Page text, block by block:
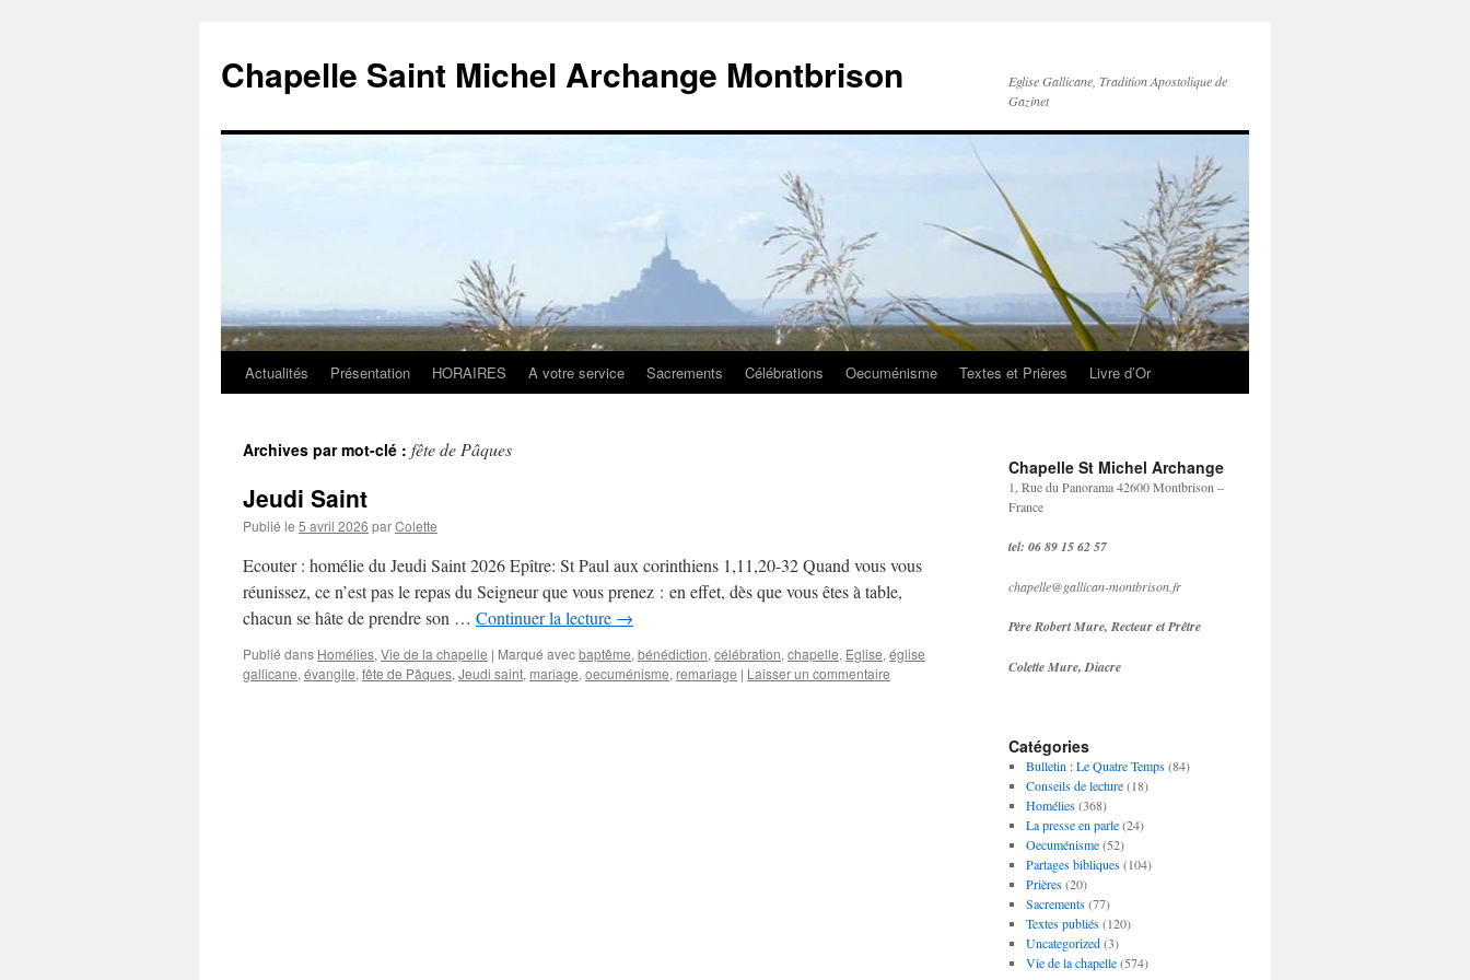
Chapelle Saint Michel Archange Montbrison
Eglise Gallicane, Tradition Apostolique de
Gazinet
Aller
contenu
Actualités Présentation HORAIRES A votre service Sacrements Célébrations Oecuménisme Textes et Prières Livre d’Or
Archives par mot-clé : fête de Pâques
Jeudi Saint
Publié le 5 avril 2026 parColette
Ecouter : homélie du Jeudi Saint 2026 Epître: St Paul aux corinthiens 1,11,20-32 Quand vous vous
réunissez, ce n’est pas le repas du Seigneur que vous prenez : en effet, dès que vous êtes à table,
chacun se hâte de prendre son … Continuer la lecture →
Publié dans Homélies, Vie de la chapelle | Marqué avecbaptême, bénédiction, célébration, chapelle, Eglise, église
gallicane, évangile, fête de Pâques, Jeudi saint, mariage, oecuménisme, remariage | Laisser un commentaire
Chapelle St Michel Archange
1, Rue du Panorama 42600 Montbrison –
France
tel: 06 89 15 62 57
chapelle@gallican-montbrison.fr
Père Robert Mure, Recteur et Prêtre
Colette Mure, Diacre
Catégories
Bulletin : Le Quatre Temps(84)
Conseils de lecture(18)
Homélies(368)
La presse en parle(24)
Oecuménisme(52)
Partages bibliques(104)
Prières(20)
Sacrements(77)
Textes publiés(120)
Uncategorized(3)
Vie de la chapelle(574)